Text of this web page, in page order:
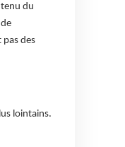
du
pas des
lointains.